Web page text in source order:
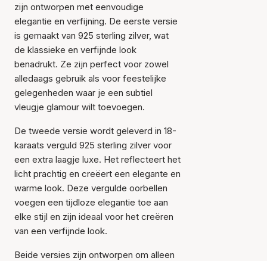
Item is toegevoegd aan
het winkelmandje
zijn ontworpen met eenvoudige
elegantie en verfijning. De eerste versie
is gemaakt van 925 sterling zilver, wat
de klassieke en verfijnde look
benadrukt. Ze zijn perfect voor zowel
alledaags gebruik als voor feestelijke
gelegenheden waar je een subtiel
vleugje glamour wilt toevoegen.
De tweede versie wordt geleverd in 18-
karaats verguld 925 sterling zilver voor
een extra laagje luxe. Het reflecteert het
licht prachtig en creëert een elegante en
warme look. Deze vergulde oorbellen
voegen een tijdloze elegantie toe aan
elke stijl en zijn ideaal voor het creëren
van een verfijnde look.
Beide versies zijn ontworpen om alleen